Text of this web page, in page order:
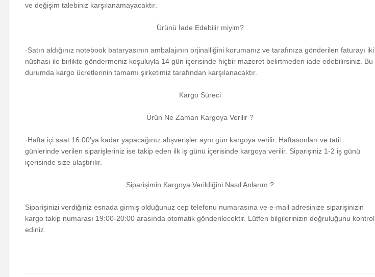
ve değişim talebiniz karşılanamayacaktır.
Ürünü İade Edebilir miyim?
·Satın aldığınız notebook bataryasının ambalajının orjinalliğini korumanız ve tarafınıza gönderilen faturayı iki
nüshası ile birlikte göndermeniz koşuluyla 14 gün içerisinde hiçbir mazeret belirtmeden iade edebilirsiniz. Bu
durumda kargo ücretlerinin tamamı şirketimiz tarafından karşılanacaktır.
Kargo Süreci
Ürün Ne Zaman Kargoya Verilir ?
·Hafta içi saat 16:00'ya kadar yapacağınız alışverişler aynı gün kargoya verilir. Haftasonları ve tatil
günlerinde verilen siparişleriniz ise takip eden ilk iş günü içerisinde kargoya verilir. Siparişiniz 1-2 iş günü
içerisinde size ulaştırılır.
Siparişimin Kargoya Verildiğini Nasıl Anlarım ?
Siparişinizi verdiğiniz esnada girmiş olduğunuz cep telefonu numarasına ve e-mail adresinize siparişinizin
kargo takip numarası 19:00-20:00 arasında otomatik gönderilecektir. Lütfen bilgilerinizin doğruluğunu kontrol
ediniz.